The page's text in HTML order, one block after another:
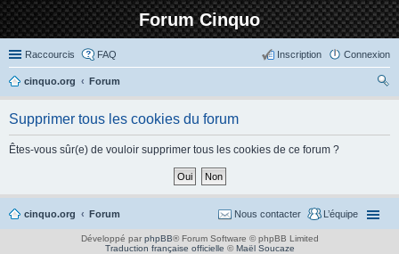
Forum Cinquo
Raccourcis FAQ Connexion
Inscription
cinquo.org
Forum
Supprimer tous les cookies du forum
Êtes-vous sûr(e) de vouloir supprimer tous les cookies de ce forum ?
cinquo.org Forum L’équipe
Nous contacter
Développé par phpBB® Forum Software © phpBB Limited
Traduction française officielle ©Maël Soucaze